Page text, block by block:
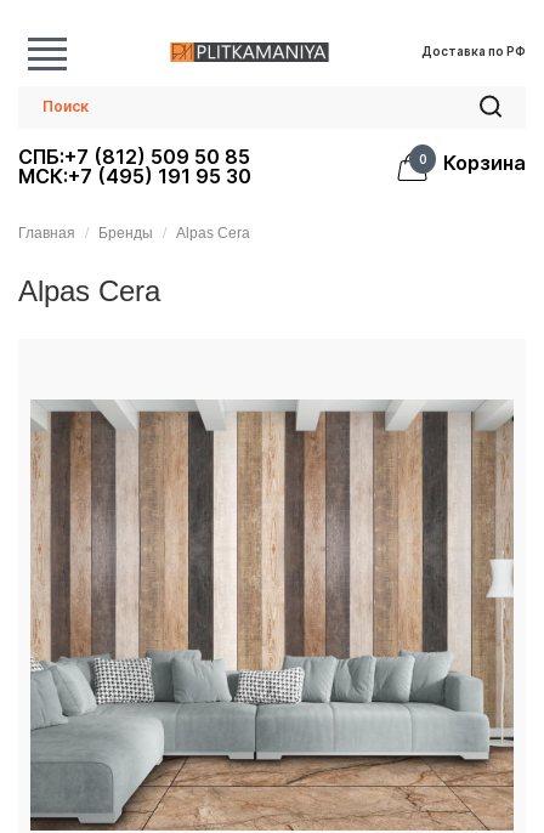
Доставка по РФ
СПБ:+7 (812) 509 50 85
МСК:+7 (495) 191 95 30
0 Корзина
Главная Бренды Alpas Cera
Alpas Cera